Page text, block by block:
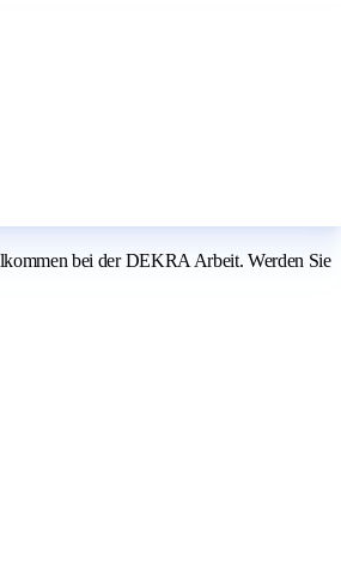
bei der DEKRA Arbeit. Werden Sie